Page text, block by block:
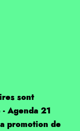
sont
Agenda 21
promotion de